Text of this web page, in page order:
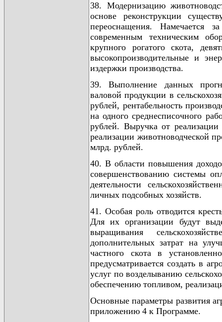
38. Модернизацию
основе реконструкции
переоснащения. Намечается
современным техническим
крупного рогатого скота,
высокопроизводительные и
издержки производства.
39. Выполнение данных
валовой продукции в
рублей, рентабельность
на одного среднесписочного
рублей. Выручка от
реализации животноводческой
млрд. рублей.
40. В области повышения
совершенствованию системы
деятельности
личных подсобных хозяйств.
41. Особая роль отводится
Для их организации будут
выращивания
дополнительных затрат на
частного скота в
предусматривается создать в
услуг по возделыванию
обеспечению топливом,
Основные параметры развития
приложению 4 к Программе.